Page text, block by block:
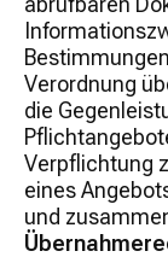
Verordnung
die
Verpflichtung
eines
und